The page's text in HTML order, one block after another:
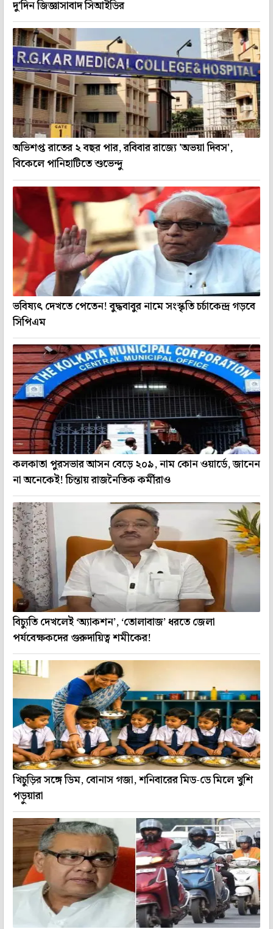
দু'দিন জিজ্ঞাসাবাদ সিআইডির
অভিশপ্ত রাতের ২ বছর পার, রবিবার রাজ্যে 'অভয়া দিবস',
বিকেলে পানিহাটিতে শুভেন্দু
ভবিষ্যৎ দেখতে পেতেন! বুদ্ধবাবুর নামে সংস্কৃতি চর্চাকেন্দ্র গড়বে
সিপিএম
কলকাতা পুরসভার আসন বেড়ে ২০৯, নাম কোন ওয়ার্ডে, জানেন
না অনেকেই! চিন্তায় রাজনৈতিক কর্মীরাও
বিচ্যুতি দেখলেই ‘অ্যাকশন’, ‘তোলাবাজ’ ধরতে জেলা
পর্যবেক্ষকদের গুরুদায়িত্ব শমীকের!
খিচুড়ির সঙ্গে ডিম, বোনাস গজা, শনিবারের মিড-ডে মিলে খুশি
পড়ুয়ারা